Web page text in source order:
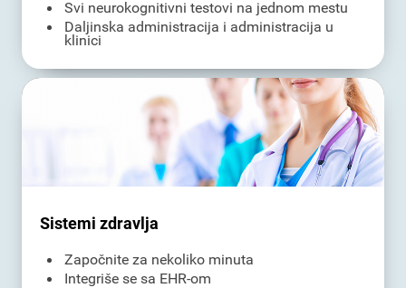
Svi neurokognitivni testovi na jednom mestu
Daljinska administracija i administracija u
klinici
Sistemi zdravlja
Započnite za nekoliko minuta
Integriše se sa EHR-om